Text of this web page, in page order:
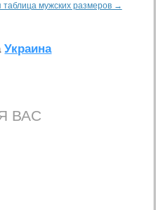
таблица мужских размеров →
Украина
ВАС